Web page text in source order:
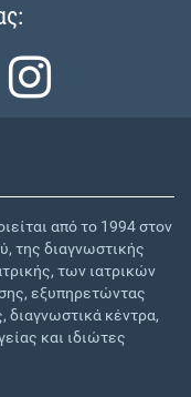
από το 1994 στον
της διαγνωστικής
των ιατρικών
εξυπηρετώντας
διαγνωστικά κέντρα,
και ιδιώτες